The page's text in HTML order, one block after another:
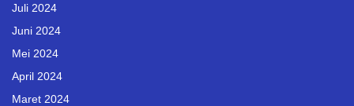
Juli 2024
Juni 2024
Mei 2024
April 2024
Maret 2024